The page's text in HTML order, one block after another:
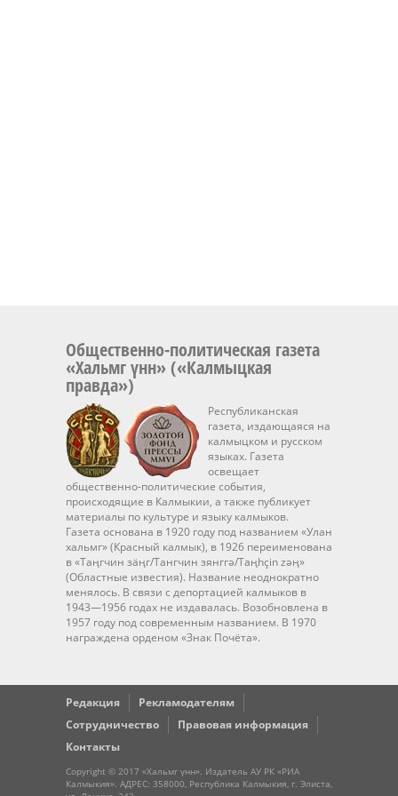
Общественно-политическая газета
«Хальмг үнн» («Калмыцкая
правда»)
Республиканская
газета, издающаяся на
калмыцком и русском
языках. Газета
освещает
общественно-политические события,
происходящие в Калмыкии, а также публикует
материалы по культуре и языку калмыков.
Газета основана в 1920 году под названием «Улан
хальмг» (Красный калмык), в 1926 переименована
в «Таңгчин зäңг/Тангчин зянггә/Taңhçin zәң»
(Областные известия). Название неоднократно
менялось. В связи с депортацией калмыков в
1943—1956 годах не издавалась. Возобновлена в
1957 году под современным названием. В 1970
награждена орденом «Знак Почёта».
Редакция
Рекламодателям
Сотрудничество
Правовая информация
Контакты
Copyright © 2017 «Хальмг үнн». Издатель АУ РК «РИА
Калмыкия». АДРЕС: 358000, Республика Калмыкия, г. Элиста,